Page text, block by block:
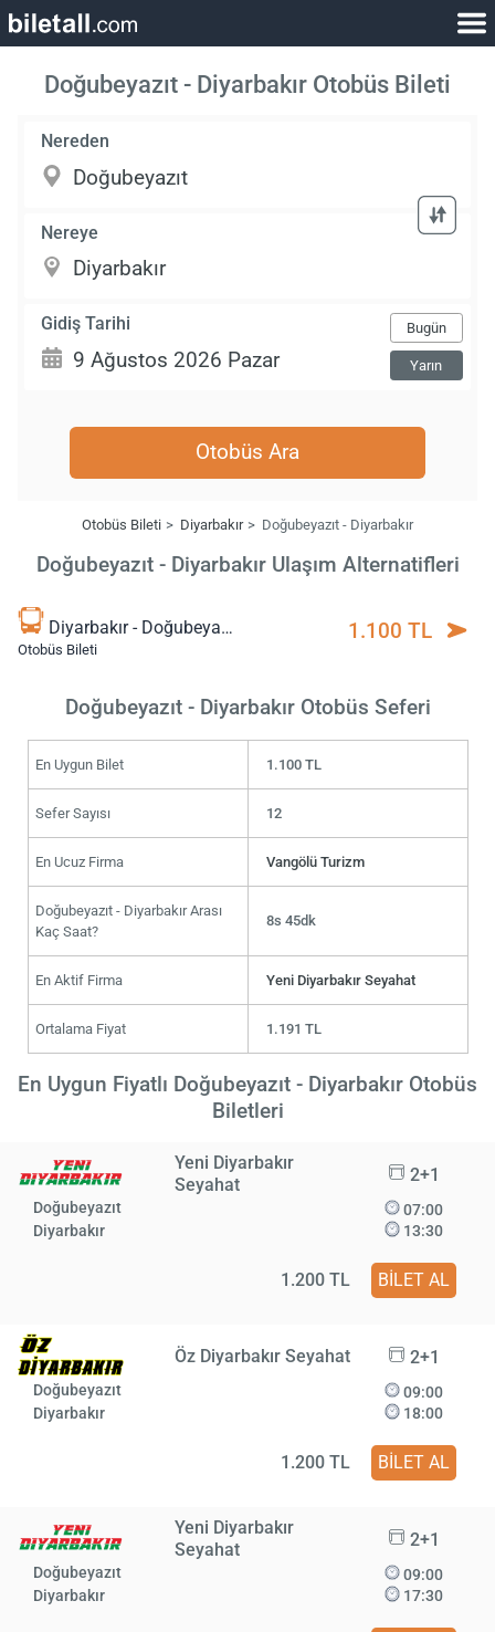
Doğubeyazıt - Diyarbakır Otobüs Bileti
Nereden
Nereye
Gidiş Tarihi Bugün
Yarın
Otobüs Ara
Otobüs Bileti Diyarbakır Doğubeyazıt - Diyarbakır
Doğubeyazıt - Diyarbakır Ulaşım Alternatifleri
Diyarbakır - Doğubeyazıt
Otobüs Bileti
1.100 TL
Doğubeyazıt - Diyarbakır Otobüs Seferi
En Uygun Bilet 1.100 TL
Sefer Sayısı 12
En Ucuz Firma Vangölü Turizm
Doğubeyazıt - Diyarbakır Arası
Kaç Saat?
8s 45dk
En Aktif Firma Yeni Diyarbakır Seyahat
Ortalama Fiyat 1.191 TL
En Uygun Fiyatlı Doğubeyazıt - Diyarbakır Otobüs
Biletleri
Yeni Diyarbakır
Seyahat
2+1
Doğubeyazıt
Diyarbakır
07:00
13:30
1.200 TL BİLET AL
Öz Diyarbakır Seyahat 2+1
Doğubeyazıt
Diyarbakır
09:00
18:00
1.200 TL BİLET AL
Yeni Diyarbakır
Seyahat
2+1
Doğubeyazıt
Diyarbakır
09:00
17:30